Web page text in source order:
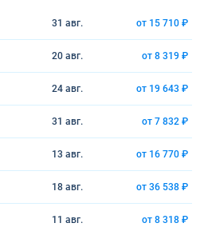
31 авг. от 15 710 ₽
20 авг. от 8 319 ₽
24 авг. от 19 643 ₽
31 авг. от 7 832 ₽
13 авг. от 16 770 ₽
18 авг. от 36 538 ₽
11 авг. от 8 318 ₽